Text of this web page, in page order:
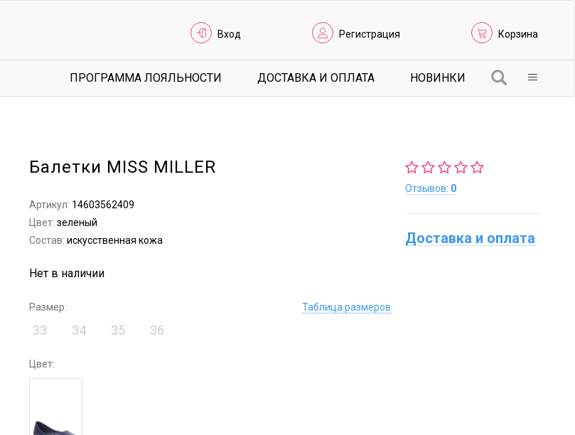
Вход Регистрация Корзина
ПРОГРАММА ЛОЯЛЬНОСТИ ДОСТАВКА И ОПЛАТА НОВИНКИ
Балетки MISS MILLER
Артикул: 14603562409
Цвет:зеленый
Состав:искусственная кожа
Нет в наличии
Размер: Таблица размеров
33 34 35 36
Цвет:
Отзывов: 0
Доставка и оплата